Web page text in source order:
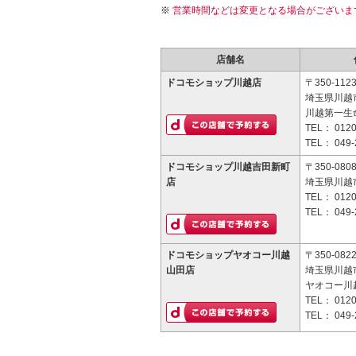
営業時間などは変更となる場合がござい
店舗名
ドコモショップ川越店
〒350-1123
埼玉県川越
川越第一
TEL：
TEL：
ドコモショップ川越吉田新町
店
〒350-0808
埼玉県川越
TEL：
TEL：
ドコモショップヤオコー川越
山田店
〒350-0822
埼玉県川
ヤオコー川
TEL：
TEL：